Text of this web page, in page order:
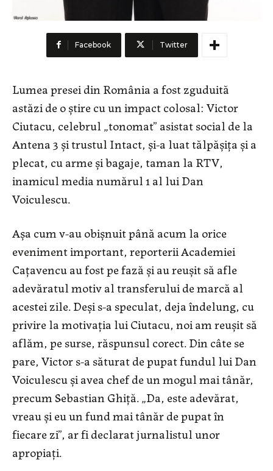
Facebook Twitter
Lumea presei din România a fost zguduită
astăzi de o știre cu un impact colosal: Victor
Ciutacu, celebrul „tonomat” asistat social de la
Antena 3 și trustul Intact, și-a luat tălpășița și a
plecat, cu arme și bagaje, taman la RTV,
inamicul media numărul 1 al lui Dan
Voiculescu.
Așa cum v-au obișnuit până acum la orice
eveniment important, reporterii Academiei
Cațavencu au fost pe fază și au reușit să afle
adevăratul motiv al transferului de marcă al
acestei zile. Deși s-a speculat, deja îndelung, cu
privire la motivația lui Ciutacu, noi am reușit să
aflăm, pe surse, răspunsul corect. Din câte se
pare, Victor s-a săturat de pupat fundul lui Dan
Voiculescu și avea chef de un mogul mai tânăr,
precum Sebastian Ghiță. „Da, este adevărat,
vreau și eu un fund mai tânăr de pupat în
fiecare zi”, ar fi declarat jurnalistul unor
apropiați.